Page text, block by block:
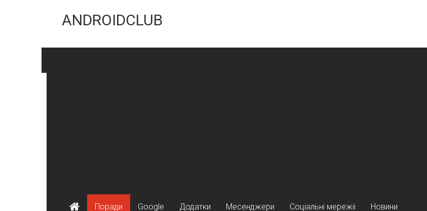
contentANDROIDCLUB
Поради Google Додатки Месенджери Соціальні мережіі Новини